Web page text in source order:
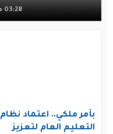
03:28 مساءً, 29 Jul 2026
بأمر ملكي.. اعتماد نظام
التعليم العام لتعزيز